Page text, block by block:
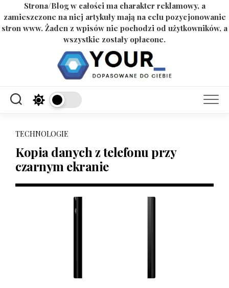
Strona/Blog w całości ma charakter reklamowy, a
zamieszczone na niej artykuły mają na celu pozycjonowanie
stron www. Żaden z wpisów nie pochodzi od użytkowników, a
wszystkie zostały opłacone.
TECHNOLOGIE
Kopia danych z telefonu przy
czarnym ekranie